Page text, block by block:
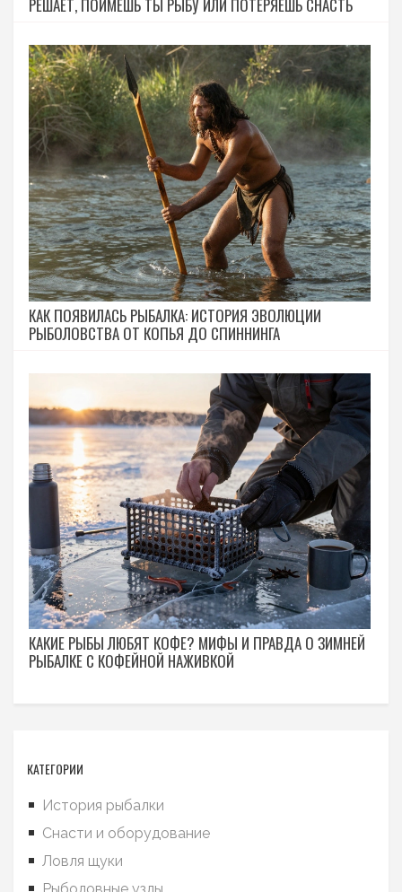
РЕШАЕТ, ПОЙМЕШЬ ТЫ РЫБУ ИЛИ ПОТЕРЯЕШЬ СНАСТЬ
КАК ПОЯВИЛАСЬ РЫБАЛКА: ИСТОРИЯ ЭВОЛЮЦИИ
РЫБОЛОВСТВА ОТ КОПЬЯ ДО СПИННИНГА
КАКИЕ РЫБЫ ЛЮБЯТ КОФЕ? МИФЫ И ПРАВДА О ЗИМНЕЙ
РЫБАЛКЕ С КОФЕЙНОЙ НАЖИВКОЙ
КАТЕГОРИИ
История рыбалки
Снасти и оборудование
Ловля щуки